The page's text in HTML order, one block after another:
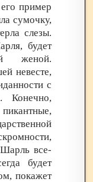
пример
сумочку,
слезы.
будет
женой.
невесте,
с
Конечно,
Шарль все-
будет
покажет